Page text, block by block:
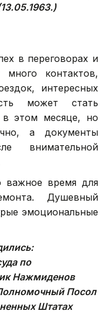
в переговорах и
контактов,
интересных
может стать
в этом месяце, но
а документы
внимательной
важное время для
Душевный
эмоциональные
по
Нажмиденов
Посол
Штатах